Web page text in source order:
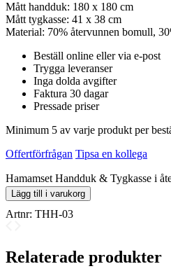
Mått handduk: 180 x 180 cm
Mått tygkasse: 41 x 38 cm
Material: 70% återvunnen bomull,
Beställ online eller via e-post
Trygga leveranser
Inga dolda avgifter
Faktura 30 dagar
Pressade priser
Minimum 5 av varje produkt per
Offertförfrågan Tipsa en kollega
Hamamset Handduk & Tygkasse i
Lägg till i varukorg
Artnr: THH-03
Relaterade produkter